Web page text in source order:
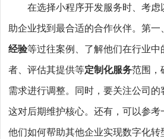
在选择小程序开发服务时、考
助企业找到最合适的合作伙伴。第
经验等过往案例、了解他们在行业
者、评估其提供等定制化服务范围，
需求进行调整。同时，要关注公司的
这对后期维护核心。还有，可以参
他们如何帮助其他企业实现数字化